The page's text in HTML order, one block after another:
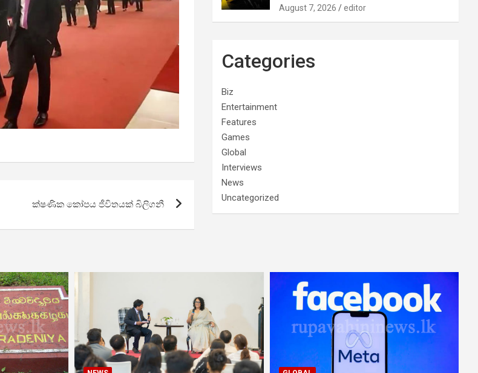
ක්ෂණික කෝපය ජීවිතයක් බිලිගනී
August 7, 2026 editor
Categories
Biz
Entertainment
Features
Games
Global
Interviews
News
Uncategorized